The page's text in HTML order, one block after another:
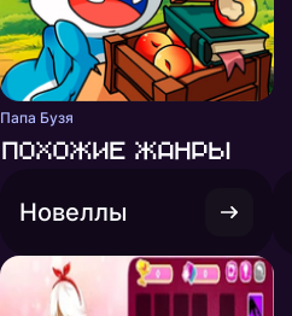
Папа Бузя
Похожие жанры
Новеллы